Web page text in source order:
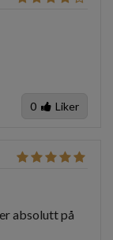
0 Liker
absolutt på